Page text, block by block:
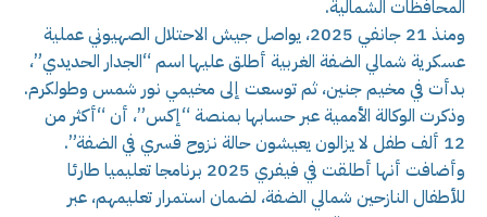
المحافظات الشمالية.
ومنذ 21 جانفي 2025، يواصل جيش الاحتلال الصهيوني عملية
عسكرية شمالي الضفة الغربية أطلق عليها اسم “الجدار الحديدي”،
بدأت في مخيم جنين، ثم توسعت إلى مخيمي نور شمس وطولكرم.
وذكرت الوكالة الأممية عبر حسابها بمنصة “إكس”، أن “أكثر من
12 ألف طفل لا يزالون يعيشون حالة نزوح قسري في الضفة”.
وأضافت أنها أطلقت في فيفري 2025 برنامجا تعليميا طارئا
للأطفال النازحين شمالي الضفة، لضمان استمرار تعليمهم، عبر